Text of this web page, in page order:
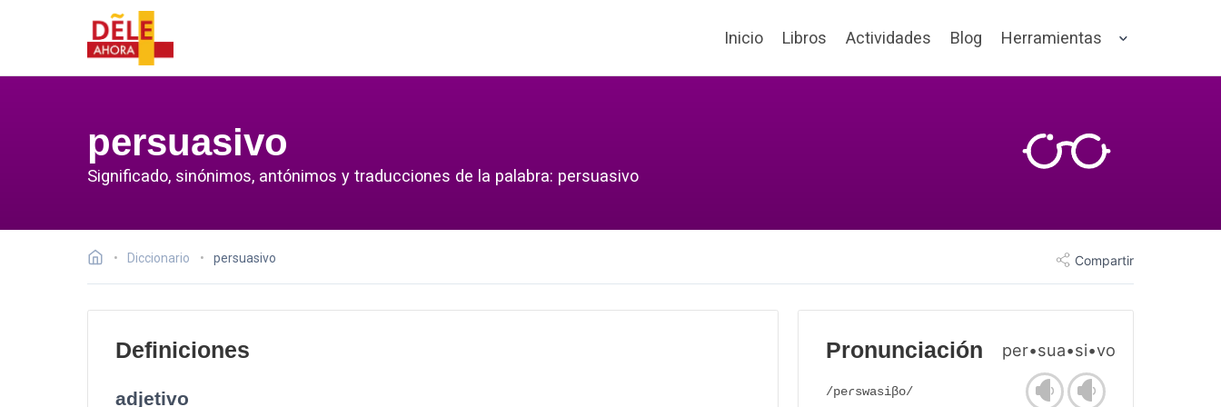
Inicio Libros Actividades Blog Herramientas
persuasivo
Significado, sinónimos, antónimos y traducciones de la palabra: persuasivo
Diccionario persuasivo Compartir
Definiciones
adjetivo
Pronunciación per•sua•si•vo
/peɾswasiβo/